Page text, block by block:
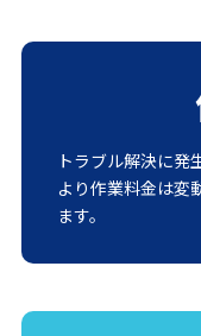
トラブル解決に発
より作業料金は変
ます。